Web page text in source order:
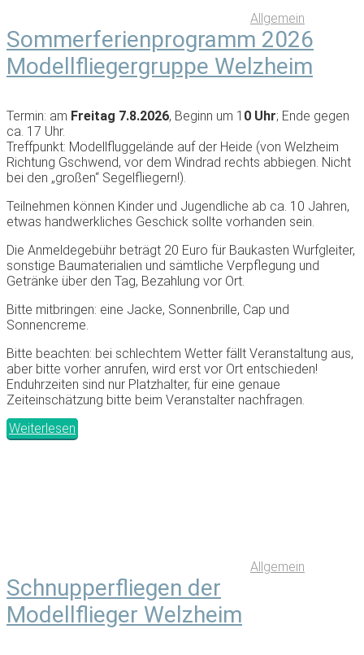
Allgemein
Sommerferienprogramm 2026
Modellfliegergruppe Welzheim
Termin: am Freitag 7.8.2026, Beginn um 1 0 Uhr; Ende gegen
ca. 17 Uhr.
Treffpunkt: Modellfluggelände auf der Heide (von Welzheim
Richtung Gschwend, vor dem Windrad rechts abbiegen. Nicht
bei den „großen“ Segelfliegern!).
Teilnehmen können Kinder und Jugendliche ab ca. 10 Jahren,
etwas handwerkliches Geschick sollte vorhanden sein.
Die Anmeldegebühr beträgt 20 Euro für Baukasten Wurfgleiter,
sonstige Baumaterialien und sämtliche Verpflegung und
Getränke über den Tag, Bezahlung vor Ort.
Bitte mitbringen: eine Jacke, Sonnenbrille, Cap und
Sonnencreme.
Bitte beachten: bei schlechtem Wetter fällt Veranstaltung aus,
aber bitte vorher anrufen, wird erst vor Ort entschieden!
Enduhrzeiten sind nur Platzhalter, für eine genaue
Zeiteinschätzung bitte beim Veranstalter nachfragen.
Weiterlesen
Allgemein
Schnupperfliegen der
Modellflieger Welzheim